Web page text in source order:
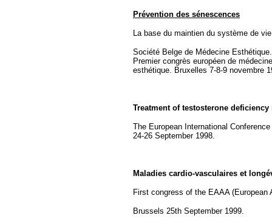
Prévention des sénescences
La base du maintien du système de
Société Belge de Médecine Esthétique.
Premier congrès européen de
esthétique. Bruxelles 7-8-9 novembre
Treatment of testosterone
The European International
24-26 September 1998.
Maladies cardio-vasculaires et
First congress of the EAAA (European
Brussels 25th September 1999.